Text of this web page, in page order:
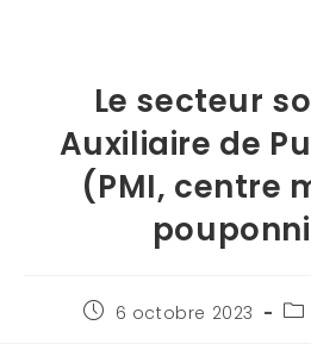
Le secteur
Auxiliaire de
(PMI, centre
6 octobre 2023